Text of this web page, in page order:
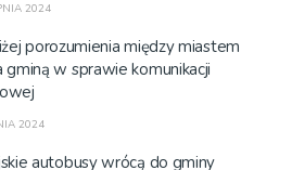
2024
porozumienia między miastem
gminą w sprawie komunikacji
2024
autobusy wrócą do gminy